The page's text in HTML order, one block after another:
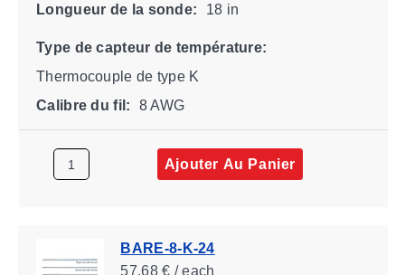
Longueur de la sonde: 18 in
Type de capteur de température:
Thermocouple de type K
Calibre du fil:
8 AWG
Ajouter Au Panier
BARE-8-K-24
57,68 € / each